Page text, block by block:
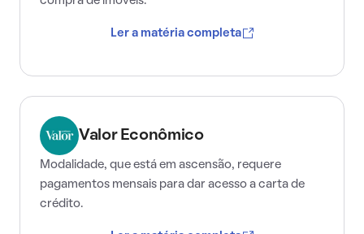
Ler a matéria completa
Valor Econômico
Modalidade, que está em ascensão, requere
pagamentos mensais para dar acesso a carta de
crédito.